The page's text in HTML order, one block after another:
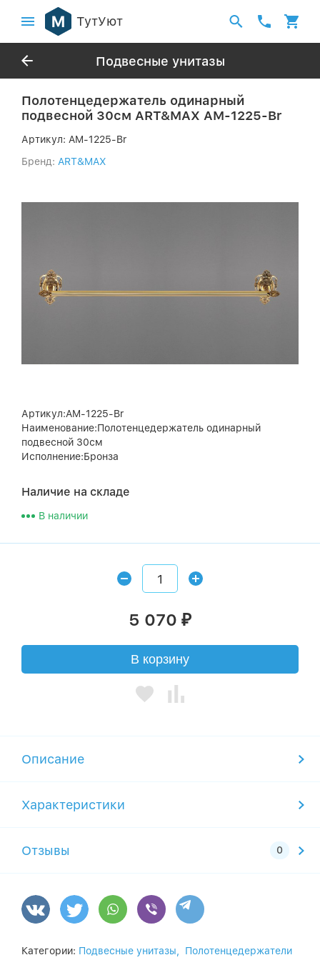
ТутУют
Подвесные унитазы
Полотенцедержатель одинарный
подвесной 30см ART&MAX AM-1225-Br
Артикул: AM-1225-Br
Бренд: ART&MAX
Артикул:AM-1225-Br
Наименование:Полотенцедержатель одинарный
подвесной 30см
Исполнение:Бронза
Наличие на складе
В наличии
5 070 ₽
В корзину
Описание
Характеристики
Отзывы
Категории: Подвесные унитазы, Полотенцедержатели